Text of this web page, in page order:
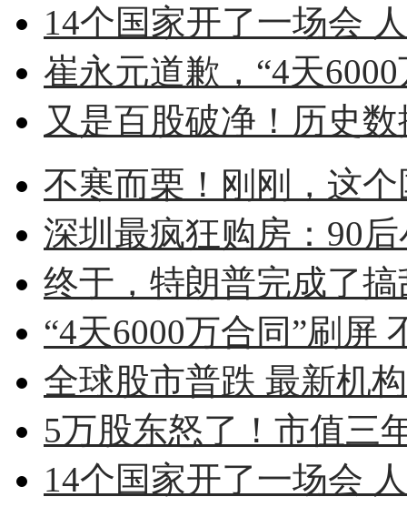
14个国家开了一场会
崔永元道歉，“4天
又是百股破净！历史
不寒而栗！刚刚，这
深圳最疯狂购房：90
终于，特朗普完成了
“4天6000万合同”刷屏
全球股市普跌 最新机
5万股东怒了！市值三
14个国家开了一场会